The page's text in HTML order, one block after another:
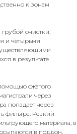
к зонам
очистки,
и четырьмя
в результате
сжатого
через
попадает через
фильтра. Резкий
материала, в
в поддон,